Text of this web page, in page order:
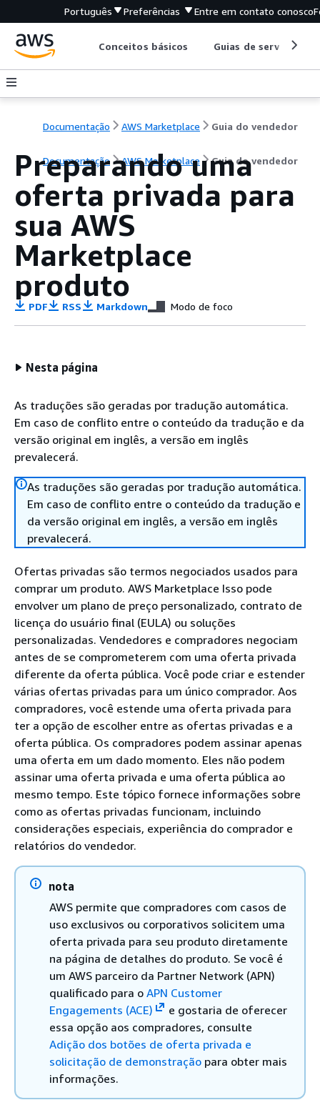
Português Preferências Entre em contato conosco
Conceitos básicos Guias de serviço
Documentação AWS Marketplace Guia do vendedor
Documentação AWS Marketplace Guia do vendedor
Preparando uma
oferta privada para
sua AWS
Marketplace
produto
PDF RSS Markdown Modo de foco
Nesta página
As traduções são geradas por tradução automática.
Em caso de conflito entre o conteúdo da tradução e da
versão original em inglês, a versão em inglês
prevalecerá.
As traduções são geradas por tradução automática.
Em caso de conflito entre o conteúdo da tradução e
da versão original em inglês, a versão em inglês
prevalecerá.
Ofertas privadas são termos negociados usados para
comprar um produto. AWS Marketplace Isso pode
envolver um plano de preço personalizado, contrato de
licença do usuário final (EULA) ou soluções
personalizadas. Vendedores e compradores negociam
antes de se comprometerem com uma oferta privada
diferente da oferta pública. Você pode criar e estender
várias ofertas privadas para um único comprador. Aos
compradores, você estende uma oferta privada para
ter a opção de escolher entre as ofertas privadas e a
oferta pública. Os compradores podem assinar apenas
uma oferta em um dado momento. Eles não podem
assinar uma oferta privada e uma oferta pública ao
mesmo tempo. Este tópico fornece informações sobre
como as ofertas privadas funcionam, incluindo
considerações especiais, experiência do comprador e
relatórios do vendedor.
nota
AWS permite que compradores com casos de
uso exclusivos ou corporativos solicitem uma
oferta privada para seu produto diretamente
na página de detalhes do produto. Se você é
um AWS parceiro da Partner Network (APN)
qualificado para o APN Customer
Engagements (ACE)
e gostaria de oferecer
essa opção aos compradores, consulte
Adição dos botões de oferta privada e
solicitação de demonstração para obter mais
informações.